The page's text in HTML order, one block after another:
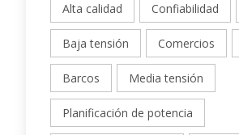
Alta calidad Confiabilidad
Baja tensión Comercios
Barcos Media tensión
Planificación de potencia